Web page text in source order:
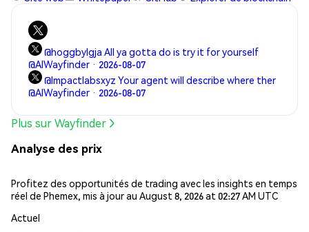
@hoggbylgja All ya gotta do is try it for yourself
@AIWayfinder · 2026-08-07
@Impactlabsxyz Your agent will describe where ther
@AIWayfinder · 2026-08-07
Plus sur Wayfinder
Analyse des prix
Profitez des opportunités de trading avec les insights en temps
réel de Phemex, mis à jour au August 8, 2026 at 02:27 AM UTC
Actuel